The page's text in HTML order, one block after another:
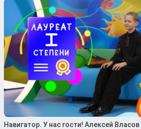
Навигатор. У нас гости! Алексей Власов